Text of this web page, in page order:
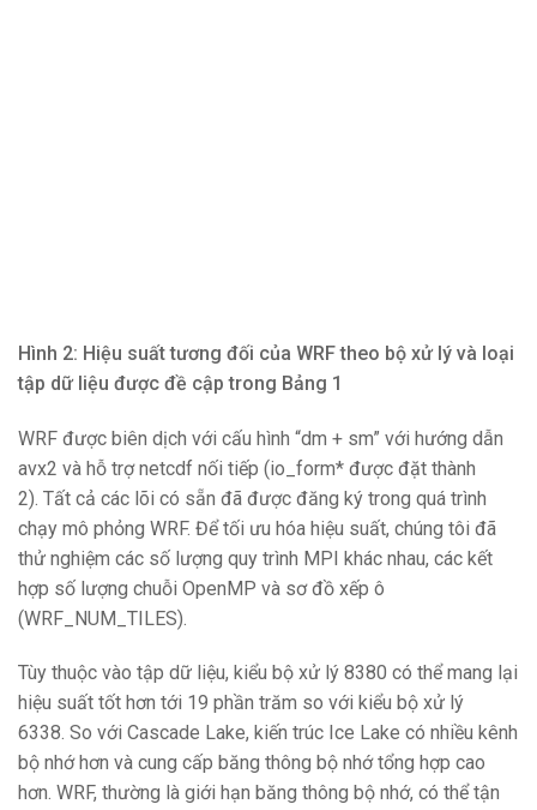
Hình 2: Hiệu suất tương đối của WRF theo bộ xử lý và loại
tập dữ liệu được đề cập trong Bảng 1
WRF được biên dịch với cấu hình “dm + sm” với hướng dẫn
avx2 và hỗ trợ netcdf nối tiếp (io_form* được đặt thành
2). Tất cả các lõi có sẵn đã được đăng ký trong quá trình
chạy mô phỏng WRF. Để tối ưu hóa hiệu suất, chúng tôi đã
thử nghiệm các số lượng quy trình MPI khác nhau, các kết
hợp số lượng chuỗi OpenMP và sơ đồ xếp ô
(WRF_NUM_TILES).
Tùy thuộc vào tập dữ liệu, kiểu bộ xử lý 8380 có thể mang lại
hiệu suất tốt hơn tới 19 phần trăm so với kiểu bộ xử lý
6338. So với Cascade Lake, kiến ​​trúc Ice Lake có nhiều kênh
bộ nhớ hơn và cung cấp băng thông bộ nhớ tổng hợp cao
hơn. WRF, thường là giới hạn băng thông bộ nhớ, có thể tận